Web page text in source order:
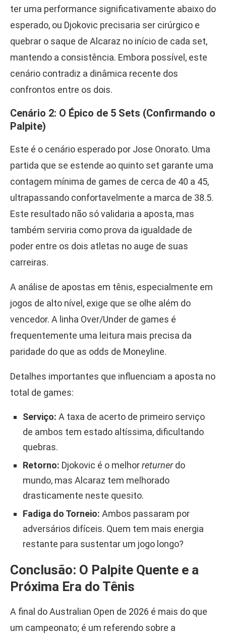
ter uma performance significativamente abaixo do
esperado, ou Djokovic precisaria ser cirúrgico e
quebrar o saque de Alcaraz no início de cada set,
mantendo a consistência. Embora possível, este
cenário contradiz a dinâmica recente dos
confrontos entre os dois.
Cenário 2: O Épico de 5 Sets (Confirmando o
Palpite)
Este é o cenário esperado por Jose Onorato. Uma
partida que se estende ao quinto set garante uma
contagem mínima de games de cerca de 40 a 45,
ultrapassando confortavelmente a marca de 38.5.
Este resultado não só validaria a aposta, mas
também serviria como prova da igualdade de
poder entre os dois atletas no auge de suas
carreiras.
A análise de apostas em tênis, especialmente em
jogos de alto nível, exige que se olhe além do
vencedor. A linha Over/Under de games é
frequentemente uma leitura mais precisa da
paridade do que as odds de Moneyline.
Detalhes importantes que influenciam a aposta no
total de games:
Serviço: A taxa de acerto de primeiro serviço
de ambos tem estado altíssima, dificultando
quebras.
Retorno: Djokovic é o melhorreturnerdo
mundo, mas Alcaraz tem melhorado
drasticamente neste quesito.
Fadiga do Torneio: Ambos passaram por
adversários difíceis. Quem tem mais energia
restante para sustentar um jogo longo?
Conclusão: O Palpite Quente e a
Próxima Era do Tênis
A final do Australian Open de 2026 é mais do que
um campeonato; é um referendo sobre a